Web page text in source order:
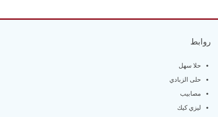
روابط
حلا سهل
حلى الزبادي
مصابيب
ليزي كيك